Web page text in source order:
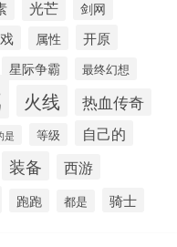
光芒
剑网
属性 开原
星际争霸 最终幻想
火线 热血传奇
是 等级 自己的
装备 西游
跑跑 都是 骑士